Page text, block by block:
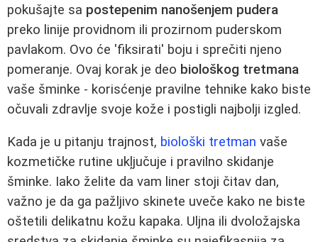
pokušajte sa postepenim nanošenjem pudera
preko linije providnom ili prozirnom puderskom
pavlakom. Ovo će 'fiksirati' boju i sprečiti njeno
pomeranje. Ovaj korak je deo biološkog tretmana
vaše šminke - korisćenje pravilne tehnike kako biste
očuvali zdravlje svoje kože i postigli najbolji izgled.
Kada je u pitanju trajnost, biološki tretman vaše
kozmetičke rutine ukļjučuje i pravilno skidanje
šminke. Iako želite da vam liner stoji čitav dan,
važno je da ga pažljivo skinete uveče kako ne biste
oštetili delikatnu kožu kapaka. Uljna ili dvoložajska